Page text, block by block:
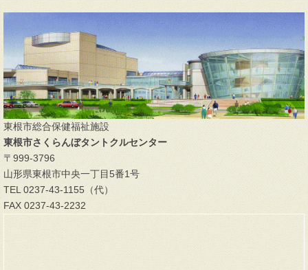
東根市総合保健福祉施設
東根市さくらんぼタントクルセンター
〒999-3796
山形県東根市中央一丁目5番1号
TEL 0237-43-1155（代）
FAX 0237-43-2232